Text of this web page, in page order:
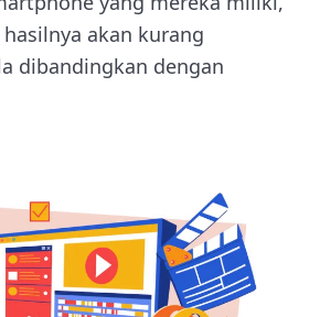
akan kurang
dibandingkan dengan